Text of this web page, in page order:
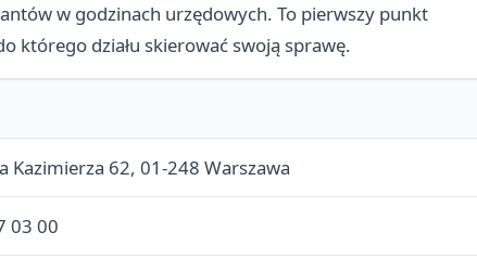
w godzinach urzędowych. To pierwszy punkt
którego działu skierować swoją sprawę.
Kazimierza 62, 01-248 Warszawa
03 00